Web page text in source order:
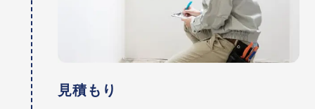
見積もり